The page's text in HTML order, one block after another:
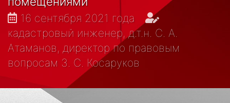
16 сентября 2021 года
кадастровый инженер, д.т.н. С. А.
Атаманов, директор по правовым
вопросам З. С. Косаруков